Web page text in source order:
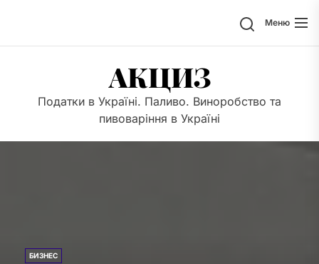
содержимому
ПоискМеню
АКЦИЗ
Податки в Україні. Паливо. Виноробство та
пивоваріння в Україні
БИЗНЕС